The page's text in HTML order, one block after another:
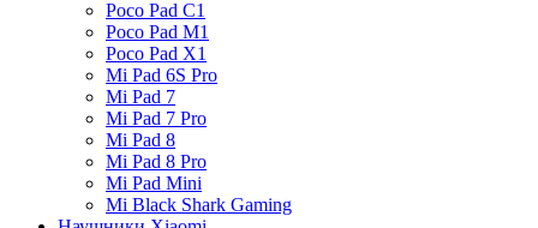
Poco Pad C1
Poco Pad M1
Poco Pad X1
Mi Pad 6S Pro
Mi Pad 7
Mi Pad 7 Pro
Mi Pad 8
Mi Pad 8 Pro
Mi Pad Mini
Mi Black Shark Gaming